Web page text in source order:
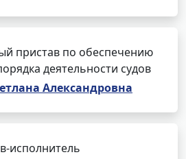
пристав по обеспечению
деятельности судов
Александровна
исполнитель